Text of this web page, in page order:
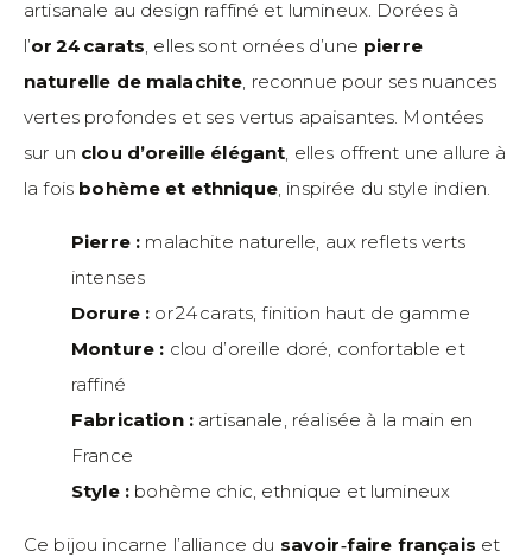
artisanale au design raffiné et lumineux. Dorées à
l’or 24 carats , elles sont ornées d’une pierre
naturelle de malachite , reconnue pour ses nuances
vertes profondes et ses vertus apaisantes. Montées
sur un clou d’oreille élégant , elles offrent une allure à
la fois bohème et ethnique, inspirée du style indien.
Pierre : malachite naturelle, aux reflets verts
intenses
Dorure : or 24 carats, finition haut de gamme
Monture : clou d’oreille doré, confortable et
raffiné
Fabrication :artisanale, réalisée à la main en
France
Style : bohème chic, ethnique et lumineux
Ce bijou incarne l’alliance du savoir‑faire français et